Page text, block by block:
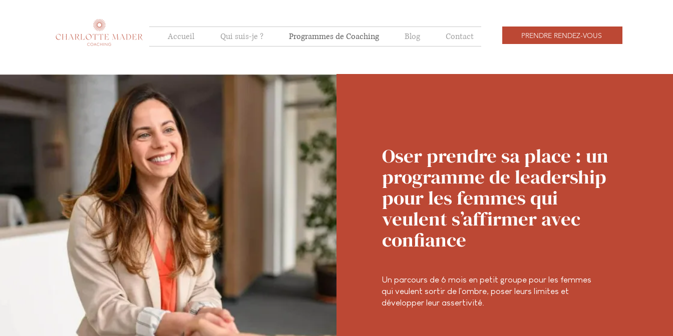
Accueil Qui suis-je ? Programmes de Coaching Blog Contact PRENDRE RENDEZ-VOUS
Oser prendre sa place : un
programme de leadership
pour les femmes qui
veulent s’affirmer avec
confiance
Un parcours de 6 mois en petit groupe pour les femmes
qui veulent sortir de l'ombre, poser leurs limites et
développer leur assertivité.